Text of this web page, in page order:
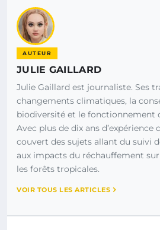
AUTEUR
JULIE GAILLARD
Julie Gaillard est journaliste. Ses
changements climatiques, la
biodiversité et le fonctionnement
Avec plus de dix ans d’expérience
couvert des sujets allant du suivi
aux impacts du réchauffement
les forêts tropicales.
VOIR TOUS LES ARTICLES